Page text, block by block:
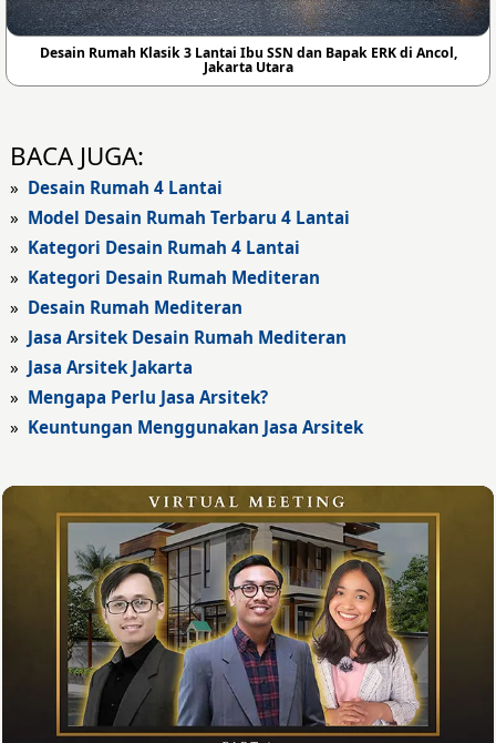
Desain Rumah Klasik 3 Lantai Ibu SSN dan Bapak ERK di Ancol,
Jakarta Utara
BACA JUGA:
» Desain Rumah 4 Lantai
» Model Desain Rumah Terbaru 4 Lantai
» Kategori Desain Rumah 4 Lantai
» Kategori Desain Rumah Mediteran
» Desain Rumah Mediteran
» Jasa Arsitek Desain Rumah Mediteran
» Jasa Arsitek Jakarta
» Mengapa Perlu Jasa Arsitek?
» Keuntungan Menggunakan Jasa Arsitek